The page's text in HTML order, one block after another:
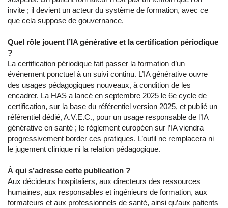
invite ; il devient un acteur du système de formation, avec ce
que cela suppose de gouvernance.
Quel rôle jouent l’IA générative et la certification périodique
?
La certification périodique fait passer la formation d’un
événement ponctuel à un suivi continu. L’IA générative ouvre
des usages pédagogiques nouveaux, à condition de les
encadrer. La HAS a lancé en septembre 2025 le 6e cycle de
certification, sur la base du référentiel version 2025, et publié un
référentiel dédié, A.V.E.C., pour un usage responsable de l’IA
générative en santé ; le règlement européen sur l’IA viendra
progressivement border ces pratiques. L’outil ne remplacera ni
le jugement clinique ni la relation pédagogique.
À qui s’adresse cette publication ?
Aux décideurs hospitaliers, aux directeurs des ressources
humaines, aux responsables et ingénieurs de formation, aux
formateurs et aux professionnels de santé, ainsi qu’aux patients